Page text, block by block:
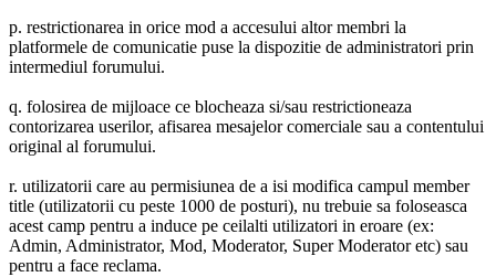
p. restrictionarea in orice mod a accesului altor membri la
platformele de comunicatie puse la dispozitie de administratori prin
intermediul forumului.
q. folosirea de mijloace ce blocheaza si/sau restrictioneaza
contorizarea userilor, afisarea mesajelor comerciale sau a contentului
original al forumului.
r. utilizatorii care au permisiunea de a isi modifica campul member
title (utilizatorii cu peste 1000 de posturi), nu trebuie sa foloseasca
acest camp pentru a induce pe ceilalti utilizatori in eroare (ex:
Admin, Administrator, Mod, Moderator, Super Moderator etc) sau
pentru a face reclama.